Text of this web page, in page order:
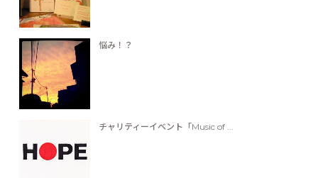
悩み！？
チャリティーイベント「Music of ...